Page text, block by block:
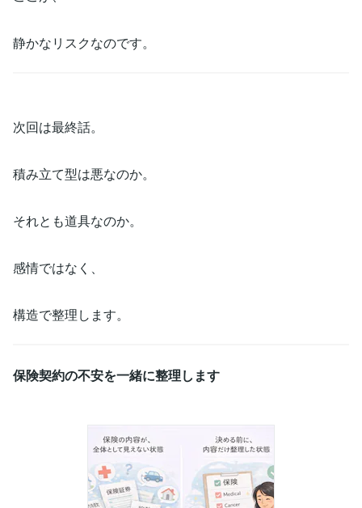
静かなリスクなのです。
次回は最終話。
積み立て型は悪なのか。
それとも道具なのか。
感情ではなく、
構造で整理します。
保険契約の不安を一緒に整理します